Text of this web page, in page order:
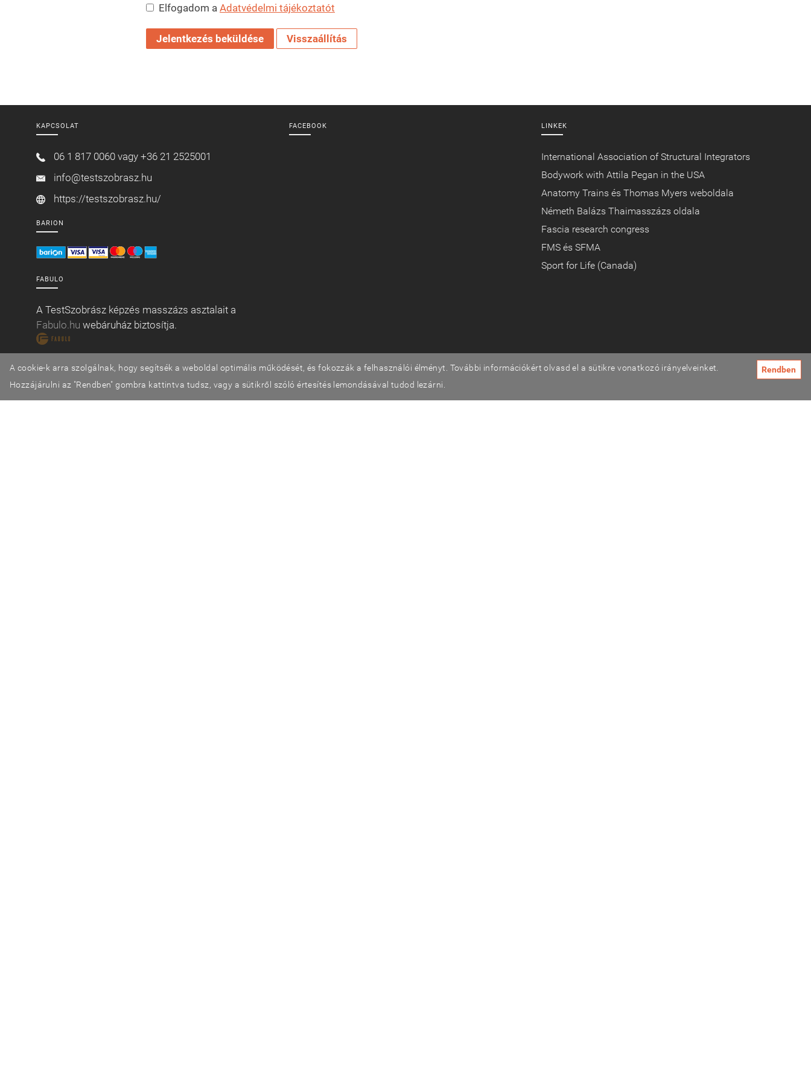
Elfogadom a Adatvédelmi tájékoztatót
KAPCSOLAT
06 1 817 0060 vagy +36 21 2525001
info@testszobrasz.hu
https://testszobrasz.hu/
BARION
FABULO
A TestSzobrász képzés masszázs asztalait a
Fabulo.hu webáruház biztosítja.
FACEBOOK LINKEK
International Association of Structural Integrators
Bodywork with Attila Pegan in the USA
Anatomy Trains és Thomas Myers weboldala
Németh Balázs Thaimasszázs oldala
Fascia research congress
FMS és SFMA
Sport for Life (Canada)
©2026 TestSzobrász Adatvédelmi tájékoztató
Rendben
A cookie-k arra szolgálnak, hogy segítsék a weboldal optimális működését, és fokozzák a felhasználói élményt. További információkért olvasd el a sütikre vonatkozó irányelveinket.
Hozzájárulni az "Rendben" gombra kattintva tudsz, vagy a sütikről szóló értesítés lemondásával tudod lezárni.